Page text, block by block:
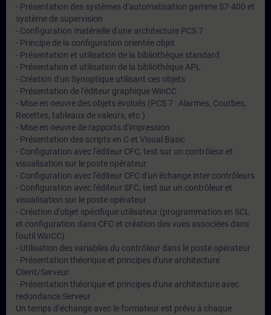
- Présentation des systèmes d'automatisation gamme S7-400 et
système de supervision
- Configuration matérielle d'une architecture PCS 7
- Principe de la configuration orientée objet
- Présentation et utilisation de la bibliothèque standard
- Présentation et utilisation de la bibliothèque APL
- Création d'un Synoptique utilisant ces objets
- Présentation de l'éditeur graphique WinCC
- Mise en oeuvre des objets évolués (PCS 7 : Alarmes, Courbes,
Recettes, tableaux de valeurs, etc.)
- Mise en oeuvre de rapports d'impression
- Présentation des scripts en C et Visual Basic
- Configuration avec l'éditeur CFC, test sur un contrôleur et
visualisation sur le poste opérateur
- Configuration avec l'éditeur CFC d'un échange inter contrôleurs
- Configuration avec l'éditeur SFC, test sur un contrôleur et
visualisation sur le poste opérateur
- Création d'objet spécifique utilisateur (programmation en SCL
et configuration dans CFC et création des vues associées dans
l'outil WinCC)
- Utilisation des variables du contrôleur dans le poste opérateur
- Présentation théorique et principes d'une architecture
Client/Serveur
- Présentation théorique et principes d'une architecture avec
redondance Serveur
Un temps d’échange avec le formateur est prévu à chaque